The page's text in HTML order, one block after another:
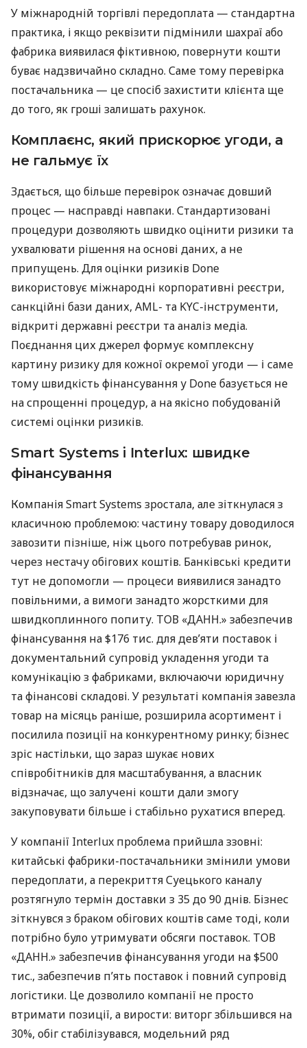
У міжнародній торгівлі передоплата — стандартна
практика, і якщо реквізити підмінили шахраї або
фабрика виявилася фіктивною, повернути кошти
буває надзвичайно складно. Саме тому перевірка
постачальника — це спосіб захистити клієнта ще
до того, як гроші залишать рахунок.
Комплаєнс, який прискорює угоди, а
не гальмує їх
Здається, що більше перевірок означає довший
процес — насправді навпаки. Стандартизовані
процедури дозволяють швидко оцінити ризики та
ухвалювати рішення на основі даних, а не
припущень. Для оцінки ризиків Done
використовує міжнародні корпоративні реєстри,
санкційні бази даних, AML- та KYC-інструменти,
відкриті державні реєстри та аналіз медіа.
Поєднання цих джерел формує комплексну
картину ризику для кожної окремої угоди — і саме
тому швидкість фінансування у Done базується не
на спрощенні процедур, а на якісно побудованій
системі оцінки ризиків.
Smart Systems і Interlux: швидке
фінансування
Компанія Smart Systems зростала, але зіткнулася з
класичною проблемою: частину товару доводилося
завозити пізніше, ніж цього потребував ринок,
через нестачу обігових коштів. Банківські кредити
тут не допомогли — процеси виявилися занадто
повільними, а вимоги занадто жорсткими для
швидкоплинного попиту. ТОВ «ДАНН.» забезпечив
фінансування на $176 тис. для дев’яти поставок і
документальний супровід укладення угоди та
комунікацію з фабриками, включаючи юридичну
та фінансові складові. У результаті компанія завезла
товар на місяць раніше, розширила асортимент і
посилила позиції на конкурентному ринку; бізнес
зріс настільки, що зараз шукає нових
співробітників для масштабування, а власник
відзначає, що залучені кошти дали змогу
закуповувати більше і стабільно рухатися вперед.
У компанії Interlux проблема прийшла ззовні:
китайські фабрики-постачальники змінили умови
передоплати, а перекриття Суецького каналу
розтягнуло термін доставки з 35 до 90 днів. Бізнес
зіткнувся з браком обігових коштів саме тоді, коли
потрібно було утримувати обсяги поставок. ТОВ
«ДАНН.» забезпечив фінансування угоди на $500
тис., забезпечив п’ять поставок і повний супровід
логістики. Це дозволило компанії не просто
втримати позиції, а вирости: виторг збільшився на
30%, обіг стабілізувався, модельний ряд